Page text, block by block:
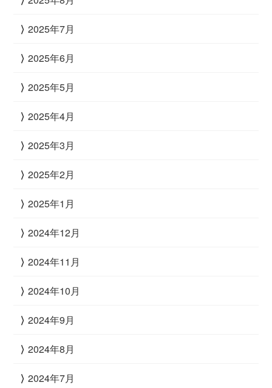
2025年7月
2025年6月
2025年5月
2025年4月
2025年3月
2025年2月
2025年1月
2024年12月
2024年11月
2024年10月
2024年9月
2024年8月
2024年7月